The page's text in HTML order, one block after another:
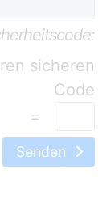
=
Senden